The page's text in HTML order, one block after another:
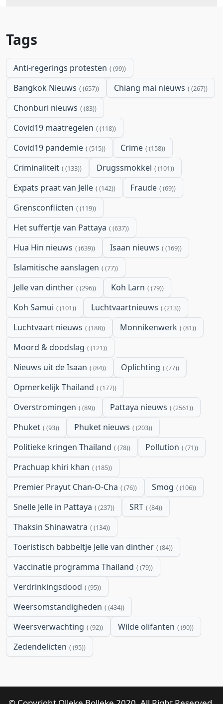
Tags
Anti-regerings protesten (99)
Bangkok Nieuws (657) Chiang mai nieuws (267)
Chonburi nieuws (83)
Covid19 maatregelen (118)
Covid19 pandemie (515) Crime (158)
Criminaliteit (133) Drugssmokkel (101)
Expats praat van Jelle (142) Fraude (69)
Grensconflicten (119)
Het suffertje van Pattaya (637)
Hua Hin nieuws (639) Isaan nieuws (169)
Islamitische aanslagen (77)
Jelle van dinther (296) Koh Larn (79)
Koh Samui (101) Luchtvaartnieuws (213)
Luchtvaart nieuws (188) Monnikenwerk (81)
Moord & doodslag (121)
Nieuws uit de Isaan (84) Oplichting (77)
Opmerkelijk Thailand (177)
Overstromingen (89) Pattaya nieuws (2561)
Phuket (93) Phuket nieuws (203)
Politieke kringen Thailand (78) Pollution (71)
Prachuap khiri khan (185)
Premier Prayut Chan-O-Cha (76) Smog (106)
Snelle Jelle in Pattaya (237) SRT (84)
Thaksin Shinawatra (134)
Toeristisch babbeltje Jelle van dinther (84)
Vaccinatie programma Thailand (79)
Verdrinkingsdood (95)
Weersomstandigheden (434)
Weersverwachting (92) Wilde olifanten (90)
Zedendelicten (95)